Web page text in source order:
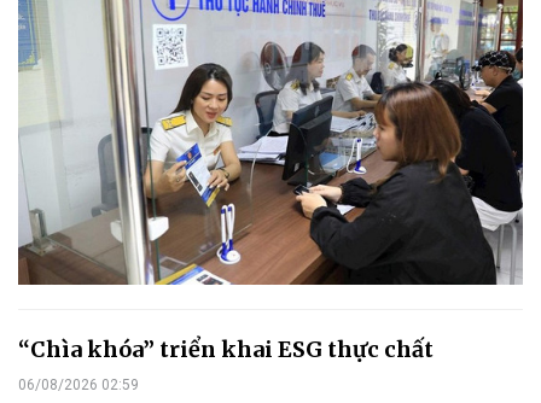
“Chìa khóa” triển khai ESG thực chất
06/08/2026 02:59